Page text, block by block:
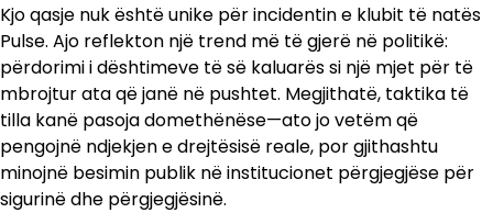
Kjo qasje nuk është unike për incidentin e klubit të natës
Pulse. Ajo reflekton një trend më të gjerë në politikë:
përdorimi i dështimeve të së kaluarës si një mjet për të
mbrojtur ata që janë në pushtet. Megjithatë, taktika të
tilla kanë pasoja domethënëse—ato jo vetëm që
pengojnë ndjekjen e drejtësisë reale, por gjithashtu
minojnë besimin publik në institucionet përgjegjëse për
sigurinë dhe përgjegjësinë.